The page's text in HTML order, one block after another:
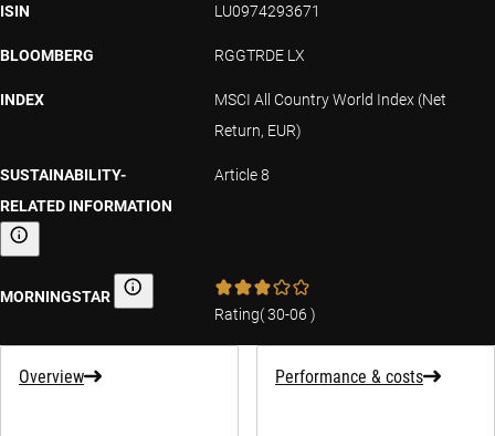
ISIN LU0974293671
BLOOMBERG RGGTRDE LX
INDEX
MSCI All Country World Index (Net
Return, EUR)
SUSTAINABILITY-
RELATED INFORMATION
Sustainability-related information
Article 8
MORNINGSTAR Morningstar
Rating(30-06 )
Overview Performance & costs